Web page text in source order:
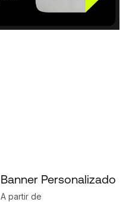
Banner Personalizado
A partir de